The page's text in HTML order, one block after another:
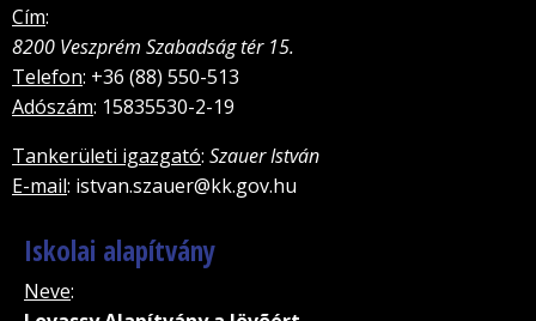
Cím:
8200 Veszprém Szabadság tér 15.
Telefon: +36 (88) 550-513
Adószám: 15835530-2-19
Tankerületi igazgató: Szauer István
E-mail: istvan.szauer@kk.gov.hu
Iskolai alapítvány
Neve: